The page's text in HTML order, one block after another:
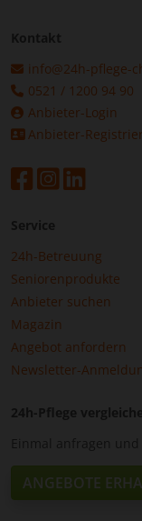
Kontakt
info@24h-pflege-
0521 / 1200 94 90
Anbieter-Login
Anbieter-
Service
24h-Betreuung
Seniorenprodukte
Anbieter suchen
Magazin
Angebot anfordern
Newsletter-
24h-Pflege
Einmal anfragen
ANGEBOTE